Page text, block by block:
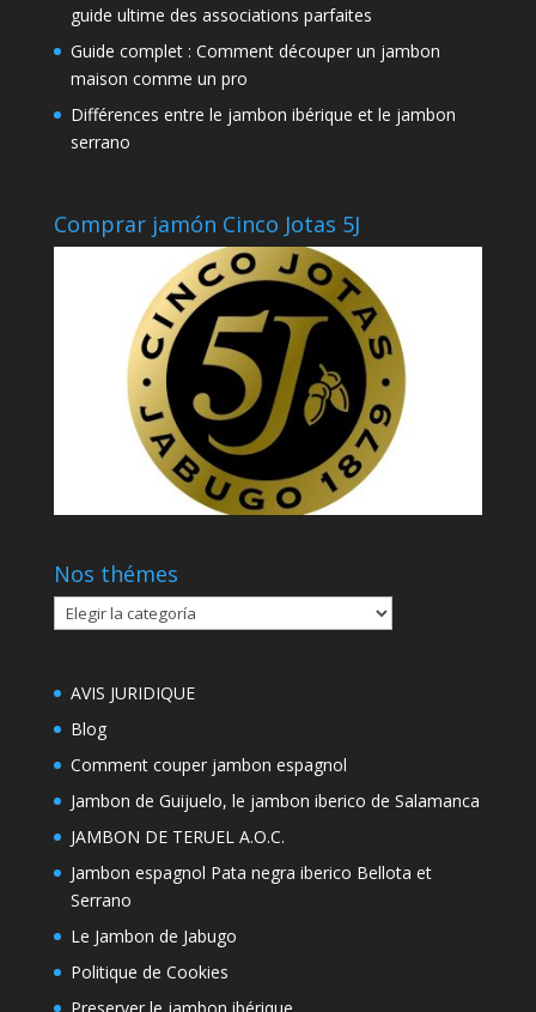
guide ultime des associations parfaites
Guide complet : Comment découper un jambon
maison comme un pro
Différences entre le jambon ibérique et le jambon
serrano
Comprar jamón Cinco Jotas 5J
Nos thémes
Nos
thémes
AVIS JURIDIQUE
Blog
Comment couper jambon espagnol
Jambon de Guijuelo, le jambon iberico de Salamanca
JAMBON DE TERUEL A.O.C.
Jambon espagnol Pata negra iberico Bellota et
Serrano
Le Jambon de Jabugo
Politique de Cookies